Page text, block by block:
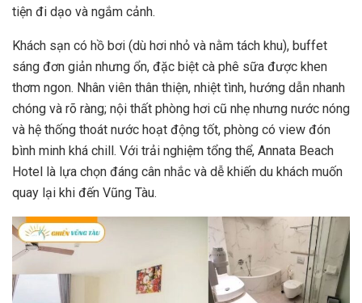
tiện đi dạo và ngắm cảnh.
Khách sạn có hồ bơi (dù hơi nhỏ và nằm tách khu), buffet
sáng đơn giản nhưng ổn, đặc biệt cà phê sữa được khen
thơm ngon. Nhân viên thân thiện, nhiệt tình, hướng dẫn nhanh
chóng và rõ ràng; nội thất phòng hơi cũ nhẹ nhưng nước nóng
và hệ thống thoát nước hoạt động tốt, phòng có view đón
bình minh khá chill. Với trải nghiệm tổng thể, Annata Beach
Hotel là lựa chọn đáng cân nhắc và dễ khiến du khách muốn
quay lại khi đến Vũng Tàu.